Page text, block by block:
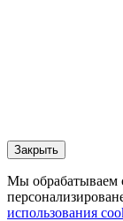
Закрыть
Мы обрабатываем
использования